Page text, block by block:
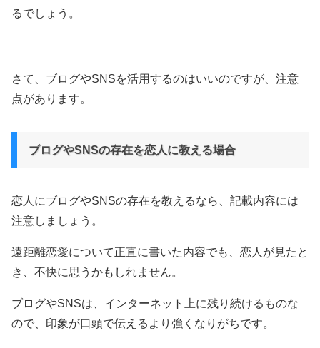
るでしょう。
さて、ブログやSNSを活用するのはいいのですが、注意
点があります。
ブログやSNSの存在を恋人に教える場合
恋人にブログやSNSの存在を教えるなら、記載内容には
注意しましょう。
遠距離恋愛について正直に書いた内容でも、恋人が見たと
き、不快に思うかもしれません。
ブログやSNSは、インターネット上に残り続けるものな
ので、印象が口頭で伝えるより強くなりがちです。